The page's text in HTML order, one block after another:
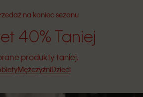
na koniec sezonu
40% Taniej
produkty taniej.
MężczyźniDzieci